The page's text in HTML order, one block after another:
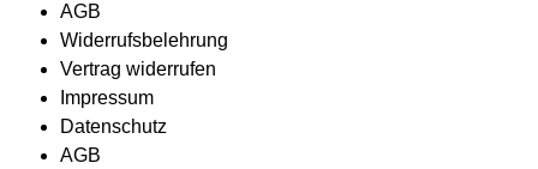
AGB
Widerrufsbelehrung
Vertrag widerrufen
Impressum
Datenschutz
AGB